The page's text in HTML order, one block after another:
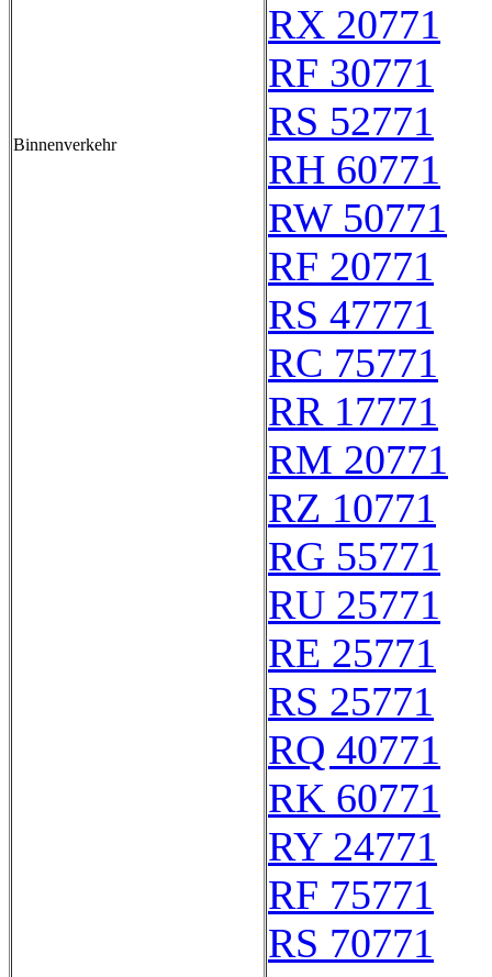
Binnenverkehr
RX 20771
RF 30771
RS 52771
RH 60771
RW 50771
RF 20771
RS 47771
RC 75771
RR 17771
RM 20771
RZ 10771
RG 55771
RU 25771
RE 25771
RS 25771
RQ 40771
RK 60771
RY 24771
RF 75771
RS 70771